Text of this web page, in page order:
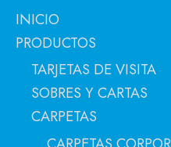
INICIO
PRODUCTOS
TARJETAS DE VISITA
SOBRES Y CARTAS
CARPETAS